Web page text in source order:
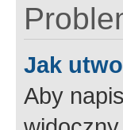
Jak
Aby